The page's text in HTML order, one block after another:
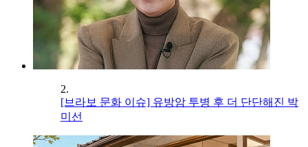
2.
[브라보 문화 이슈] 유방암 투병 후 더 단단해진 박
미선